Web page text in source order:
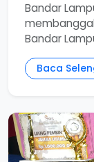
Bandar
Bandar
Baca